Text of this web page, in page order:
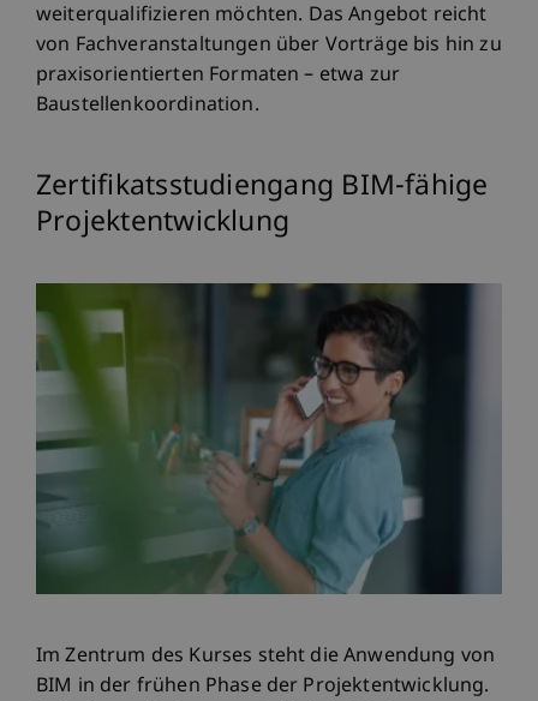
weiterqualifizieren möchten. Das Angebot reicht
von Fachveranstaltungen über Vorträge bis hin zu
praxisorientierten Formaten – etwa zur
Baustellenkoordination.
Zertifikatsstudiengang BIM-fähige
Projektentwicklung
Im Zentrum des Kurses steht die Anwendung von
BIM in der frühen Phase der Projektentwicklung.